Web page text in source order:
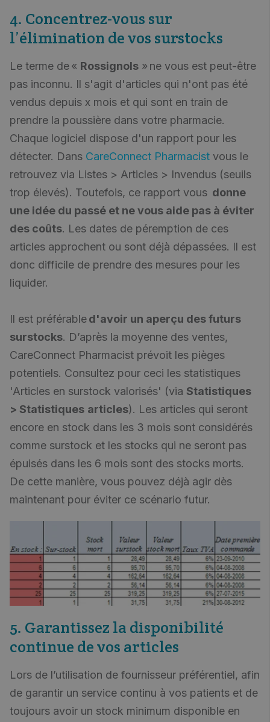
4. Concentrez-vous sur
l’élimination de vos surstocks
Le terme de « Rossignols » ne vous est peut-être
pas inconnu. Il s'agit d'articles qui n'ont pas été
vendus depuis x mois et qui sont en train de
prendre la poussière dans votre pharmacie.
Chaque logiciel dispose d'un rapport pour les
détecter. Dans CareConnect Pharmacist vous le
retrouvez via Listes > Articles > Invendus (seuils
trop élevés). Toutefois, ce rapport vous donne
une idée du passé et ne vous aide pas à éviter
des coûts. Les dates de péremption de ces
articles approchent ou sont déjà dépassées. Il est
donc difficile de prendre des mesures pour les
liquider.
Il est préférabled'avoir un aperçu des futurs
surstocks. D’après la moyenne des ventes,
CareConnect Pharmacist prévoit les pièges
potentiels. Consultez pour ceci les statistiques
'Articles en surstock valorisés' (via Statistiques
> Statistiques articles). Les articles qui seront
encore en stock dans les 3 mois sont considérés
comme surstock et les stocks qui ne seront pas
épuisés dans les 6 mois sont des stocks morts.
De cette manière, vous pouvez déjà agir dès
maintenant pour éviter ce scénario futur.
5. Garantissez la disponibilité
continue de vos articles
Lors de l’utilisation de fournisseur préférentiel, afin
de garantir un service continu à vos patients et de
toujours avoir un stock minimum disponible en